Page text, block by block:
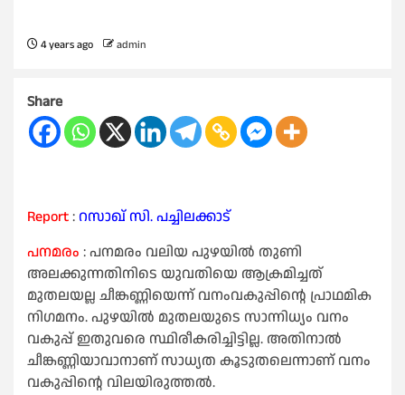
4 years ago admin
Share
Report: റസാഖ് സി. പച്ചിലക്കാട്
പനമരം : പനമരം വലിയ പുഴയില്‍ തുണി
അലക്കുന്നതിനിടെ യുവതിയെ ആക്രമിച്ചത്
മുതലയല്ല ചീങ്കണ്ണിയെന്ന് വനംവകുപ്പിന്റെ പ്രാഥമിക
നിഗമനം. പുഴയിൽ മുതലയുടെ സാന്നിധ്യം വനം
വകുപ്പ് ഇതുവരെ സ്ഥിരീകരിച്ചിട്ടില്ല. അതിനാൽ
ചീങ്കണ്ണിയാവാനാണ് സാധ്യത കൂടുതലെന്നാണ് വനം
വകുപ്പിന്റെ വിലയിരുത്തൽ.